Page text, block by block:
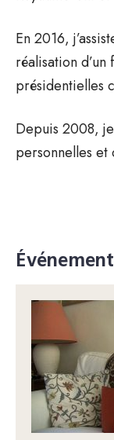
En 2016,
réalisation
présidentielles
Depuis 2008,
personnelles et